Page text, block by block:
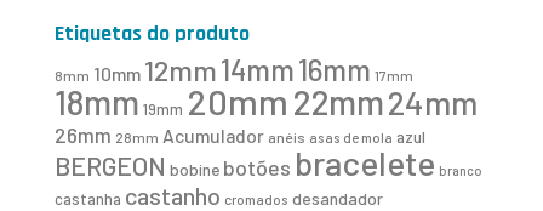
Etiquetas do produto
8mm 10mm 12mm14mm16mm 17mm
18mm 19mm 20mm 22mm24mm
26mm 28mm Acumulador anéis asas de mola azul
BERGEON bobine botões bracelete branco
castanha castanho cromados desandador